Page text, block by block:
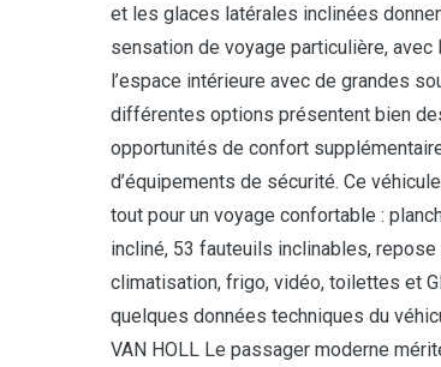
et les glaces latérales inclinées
sensation de voyage particulière, avec
l’espace intérieure avec de grandes
différentes options présentent bien
opportunités de confort
d’équipements de sécurité. Ce
tout pour un voyage confortable :
incliné, 53 fauteuils inclinables,
climatisation, frigo, vidéo, toilettes et
quelques données techniques du
VAN HOLL Le passager moderne